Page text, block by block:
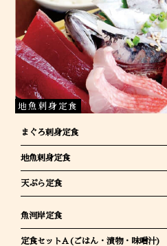
地魚刺身定食
まぐろ刺身定食
地魚刺身定食
天ぷら定食
魚河岸定食
定食セットA(ごはん・漬物・味噌汁)